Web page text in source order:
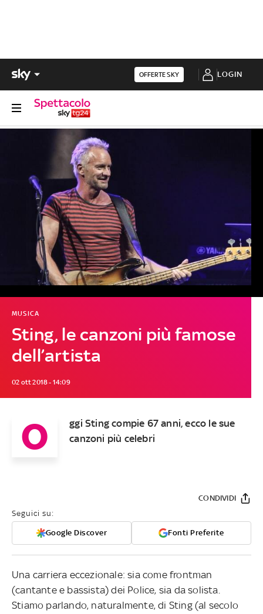
OFFERTE SKY LOGIN
Sting, le canzoni più famose
dell’artista
MUSICA
02 ott 2018 - 14:09
O
ggi Sting compie 67 anni, ecco le sue
canzoni più celebri
Seguici su:
Google Discover Fonti Preferite
CONDIVIDI
Una carriera eccezionale: sia come frontman
(cantante e bassista) dei Police, sia da solista.
Stiamo parlando, naturalmente, di Sting (al secolo